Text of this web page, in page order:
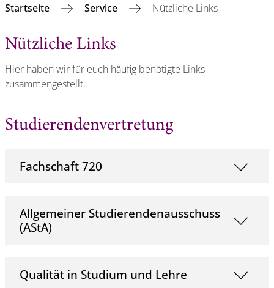
Startseite Service Nützliche Links
Nützliche Links
Hier haben wir für euch häufig benötigte Links
zusammengestellt.
Studierendenvertretung
Fachschaft 720
Allgemeiner Studierendenausschuss
(AStA)
Qualität in Studium und Lehre